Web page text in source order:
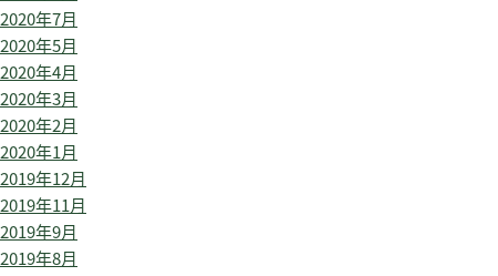
2020年7月
2020年5月
2020年4月
2020年3月
2020年2月
2020年1月
2019年12月
2019年11月
2019年9月
2019年8月